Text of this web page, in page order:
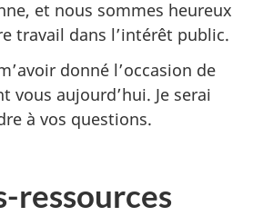
et nous sommes heureux
travail dans l’intérêt public.
donné l’occasion de
vous aujourd’hui. Je serai
à vos questions.
ressources